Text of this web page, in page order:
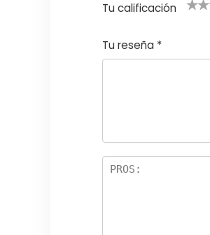
Tu calificación
e
el
5
las
s
Tu reseña *